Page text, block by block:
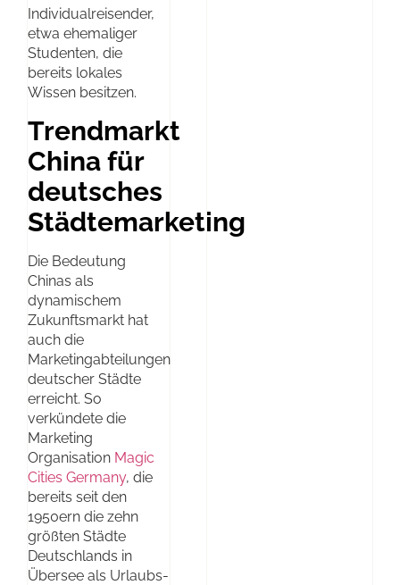
Individualreisender,
etwa ehemaliger
Studenten, die
bereits lokales
Wissen besitzen.
Trendmarkt
China für
deutsches
Städtemarketing
Die Bedeutung
Chinas als
dynamischem
Zukunftsmarkt hat
auch die
Marketingabteilungen
deutscher Städte
erreicht. So
verkündete die
Marketing
Organisation Magic
Cities Germany, die
bereits seit den
1950ern die zehn
größten Städte
Deutschlands in
Übersee als Urlaubs-